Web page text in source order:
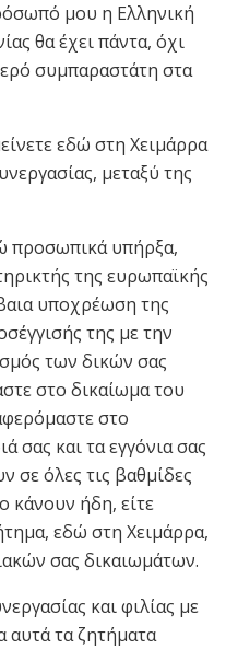
μου η Ελληνική
θα έχει πάντα, όχι
συμπαραστάτη στα
εδώ στη Χειμάρρα
μεταξύ της
προσωπικά υπήρξα,
της ευρωπαϊκής
υποχρέωση της
της με την
των δικών σας
στο δικαίωμα του
στο
σας και τα εγγόνια σας
σε όλες τις βαθμίδες
κάνουν ήδη, είτε
εδώ στη Χειμάρρα,
σας δικαιωμάτων.
και φιλίας με
τα ζητήματα